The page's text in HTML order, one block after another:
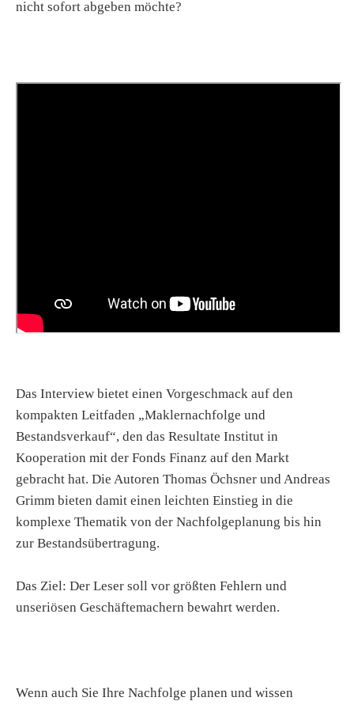
nicht sofort abgeben möchte?
Das Interview bietet einen Vorgeschmack auf den
kompakten Leitfaden „Maklernachfolge und
Bestandsverkauf“, den das Resultate Institut in
Kooperation mit der Fonds Finanz auf den Markt
gebracht hat. Die Autoren Thomas Öchsner und Andreas
Grimm bieten damit einen leichten Einstieg in die
komplexe Thematik von der Nachfolgeplanung bis hin
zur Bestandsübertragung.
Das Ziel: Der Leser soll vor größten Fehlern und
unseriösen Geschäftemachern bewahrt werden.
Wenn auch Sie Ihre Nachfolge planen und wissen